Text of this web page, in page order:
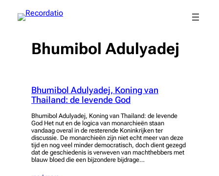
naar
Bhumibol Adulyadej
Bhumibol Adulyadej, Koning van
Thailand: de levende God
Bhumibol Adulyadej, Koning van Thailand: de levende
God Het nut en de logica van monarchieën staan
vandaag overal in de resterende Koninkrijken ter
discussie. De monarchieën zijn niet echt meer van deze
tijd en nog veel minder democratisch, doch dient gezegd
dat de geschiedenis is verweven van machthebbers met
blauw bloed die een bijzondere bijdrage…